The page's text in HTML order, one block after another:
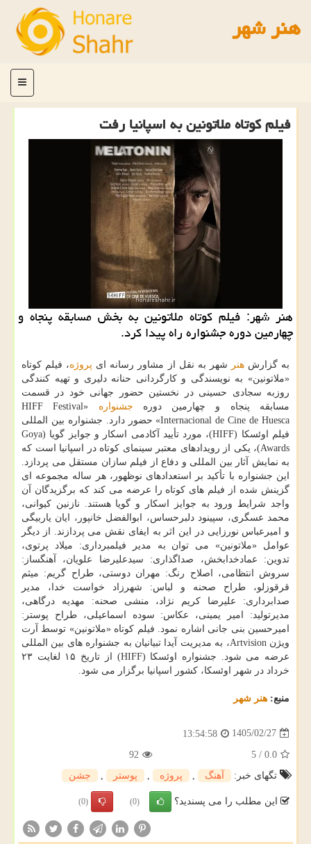
هنر شهر
منو
فیلم کوتاه ملاتونین به اسپانیا رفت
هنر شهر: فیلم کوتاه ملاتونین به بخش مسابقه پنجاه و
چهارمین دوره جشنواره راه پیدا کرد.
به گزارشهنر شهر به نقل از مشاور رسانه ای پروژه، فیلم کوتاه
«ملاتونین» به نویسندگی و کارگردانی حنانه دلیری و تهیه کنندگی
روزبه سجادی حسینی در نخستین حضور جهانی خود در قسمت
مسابقه پنجاه و چهارمین دوره جشنواره
«HIFF Festival
Internacional de Cine de Huesca» حضور دارد. جشنواره بین المللی
فیلم اوئسکا (HIFF)، مورد تأیید آکادمی اسکار و جوایز گویا (Goya
Awards)، یکی از رویدادهای معتبر سینمای کوتاه در اسپانیا است که
به نمایش آثار بین المللی و دفاع از فیلم سازان مستقل می پردازد.
این جشنواره با تأکید بر استعدادهای نوظهور، هر ساله مجموعه ای
گزینش شده از فیلم های کوتاه را عرضه می کند که برگزیدگان آن
واجد شرایط ورود به جوایز اسکار و گویا هستند. نازنین کیوانی،
محمد عسگری، سپینود دلبرحساس، ابوالفضل خانپور، ایان یاربیگی
و امیرعباس نورزایی در این اثر به ایفای نقش می پردازند. از دیگر
عوامل «ملاتونین» می توان به مدیر فیلمبرداری: میلاد پرتوی،
تدوین: عمادخدابخش، صداگذاری: سیدعلیرضا علویان، آهنگساز:
سروش انتظامی، اصلاح رنگ: مهران دوستی، طراح گریم: میثم
قرقوزلو، طراح صحنه و لباس: شهرزاد خواست خدا، مدیر
صدابرداری: علیرضا کریم نژاد، منشی صحنه: مهدیه درگاهی،
مدیرتولید: امیر یمینی، عکاس: سوده اسماعیلی، طراح پوستر:
امیرحسین بنی جانی اشاره نمود. فیلم کوتاه «ملاتونین» توسط آرت
ویژن Artvision، به مدیریت آیدا تبیانیان به جشنواره های بین المللی
عرضه می شود. جشنواره اوئسکا (HIFF) از تاریخ ۱۵ لغایت ۲۳
خرداد در شهر اوئسکا، کشور اسپانیا برگزار می شود.
منبع: هنر شهر
1405/02/27
13:54:58
0.0
/
5
92
تگهای خبر:
آهنگ پروژه پوستر جشن
این مطلب را می پسندید؟ (0)
(0)